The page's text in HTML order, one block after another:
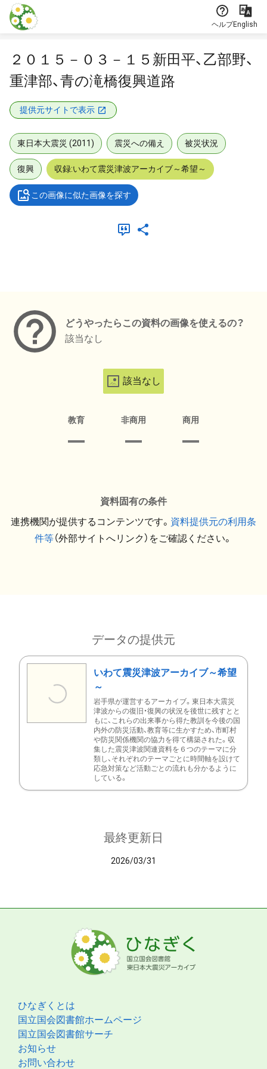
本文に飛ぶ
ヘルプEnglish
２０１５－０３－１５新田平、乙部野、
重津部、青の滝橋復興道路
提供元サイトで表示
東日本大震災 (2011) 震災への備え 被災状況
復興 収録:いわて震災津波アーカイブ～希望～
この画像に似た画像を探す
どうやったらこの資料の画像を使えるの？
該当なし
該当なし
教育 非商用 商用
資料固有の条件
連携機関が提供するコンテンツです。 資料提供元の利用条
件等（外部サイトへリンク）をご確認ください。
データの提供元
いわて震災津波アーカイブ～希望
～
岩手県が運営するアーカイブ。東日本大震災
津波からの復旧・復興の状況を後世に残すとと
もに、これらの出来事から得た教訓を今後の国
内外の防災活動、教育等に生かすため、市町村
や防災関係機関の協力を得て構築された。収
集した震災津波関連資料を６つのテーマに分
類し、それぞれのテーマごとに時間軸を設けて
応急対策など活動ごとの流れも分かるように
している。
最終更新日
2026/03/31
ひなぎくとは
国立国会図書館ホームページ
国立国会図書館サーチ
お知らせ
お問い合わせ